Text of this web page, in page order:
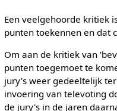
Een veelgehoorde kritiek
punten toekennen en dat
Om aan de kritiek van
punten toegemoet te
jury's weer gedeeltelijk
invoering van televoting
de jury's in de jaren